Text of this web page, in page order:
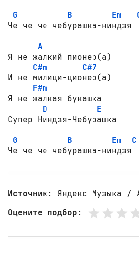
G
B Em
Че че че чебурашка-ниндзя
A
Я не жалкий пионер(а)
C#m
C#7
И не милици-ционер(а)
F#m
Я не жалкая букашка
D
E
Супер Ниндзя-Чебурашка
G
B Em C
Че че че чебурашка-ниндзя
Источник: Яндекс Музыка /
Оцените подбор: